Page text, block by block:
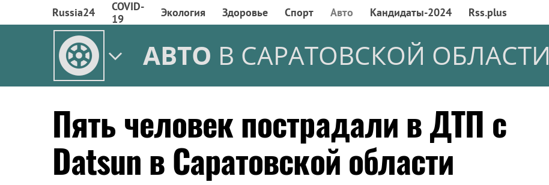
Russia24
COVID-
19
Экология Здоровье Спорт Авто Кандидаты-2024 Rss.plus
АВТО В САРАТОВСКОЙ ОБЛАСТИ
Пять человек пострадали в ДТП с
Datsun в Саратовской области